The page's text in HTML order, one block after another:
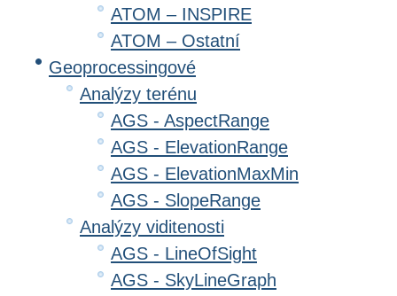
ATOM – INSPIRE
ATOM – Ostatní
Geoprocessingové
Analýzy terénu
AGS - AspectRange
AGS - ElevationRange
AGS - ElevationMaxMin
AGS - SlopeRange
Analýzy viditenosti
AGS - LineOfSight
AGS - SkyLineGraph